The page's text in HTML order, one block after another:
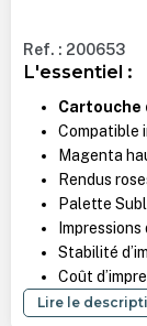
Ref. : 200653
L'essentiel :
Cartouche
Compatible
Magenta
Rendus
Palette
Stabilité
Coût
Lire le